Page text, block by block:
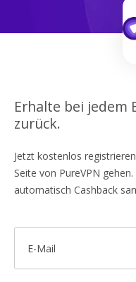
Erhalte bei jedem
zurück.
Jetzt kostenlos
Seite von PureVPN
automatisch Cashback
E-Mail